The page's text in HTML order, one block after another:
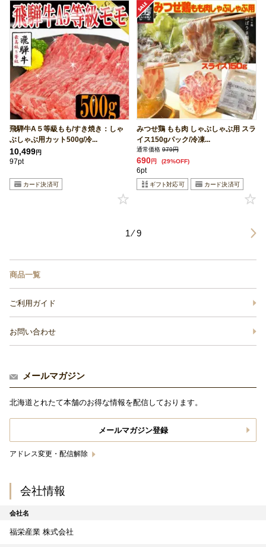
飛騨牛A５等級もも/すき焼き：しゃ
ぶしゃぶ用カット500g/冷...
10,499円
97pt
みつせ鶏 もも肉 しゃぶしゃぶ用 スラ
イス150gパック/冷凍...
通常価格 979円
690円 (29%OFF)
6pt
1 ⁄ 9
商品一覧
ご利用ガイド
お問い合わせ
メールマガジン
北海道とれたて本舗のお得な情報を配信しております。
メールマガジン登録
アドレス変更・配信解除
会社情報
会社名
福栄産業 株式会社